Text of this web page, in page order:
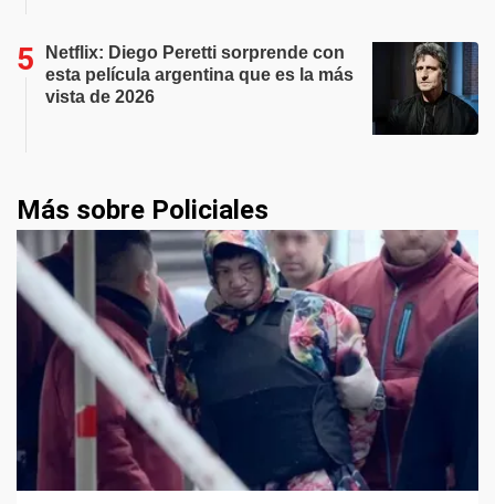
Netflix: Diego Peretti sorprende con
esta película argentina que es la más
vista de 2026
Más sobre Policiales